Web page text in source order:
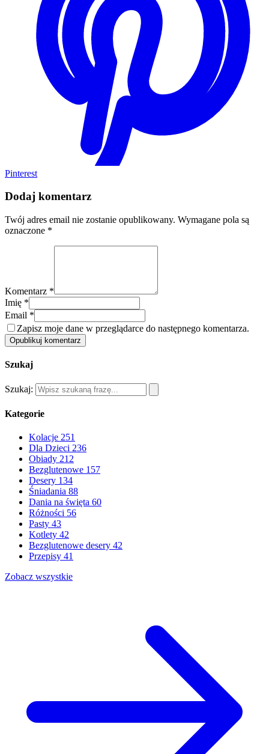
Pinterest
Dodaj komentarz
Twój adres email nie zostanie opublikowany. Wymagane pola są
oznaczone *
Komentarz *
Imię *
Email *
Zapisz moje dane w przeglądarce do następnego komentarza.
Opublikuj komentarz
Szukaj
Szukaj:
Kategorie
Kolacje 251
Dla Dzieci 236
Obiady 212
Bezglutenowe 157
Desery 134
Śniadania 88
Dania na święta 60
Różności 56
Pasty 43
Kotlety 42
Bezglutenowe desery 42
Przepisy 41
Zobacz wszystkie